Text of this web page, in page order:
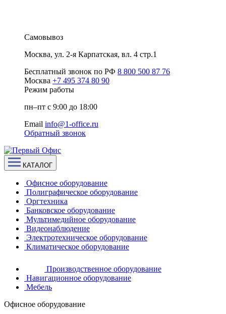
Самовывоз
Москва, ул. 2-я Карпатская, вл. 4 стр.1
Бесплатный звонок по РФ 8 800 500 87 76
Москва +7 495 374 80 90
Режим работы
пн–пт с 9:00 до 18:00
Email info@1-office.ru
Обратный звонок
КАТАЛОГ
Офисное оборудование
Полиграфическое оборудование
Оргтехника
Банковское оборудование
Мультимедийное оборудование
Видеонаблюдение
Электротехническое оборудование
Климатическое оборудование
Производственное оборудование
Навигационное оборудование
Мебель
Офисное оборудование